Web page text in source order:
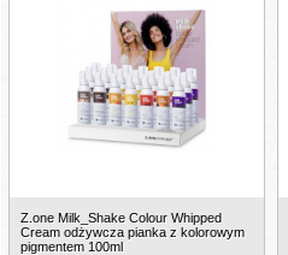
Z.one Milk_Shake Colour Whipped
Cream odżywcza pianka z kolorowym
pigmentem 100ml